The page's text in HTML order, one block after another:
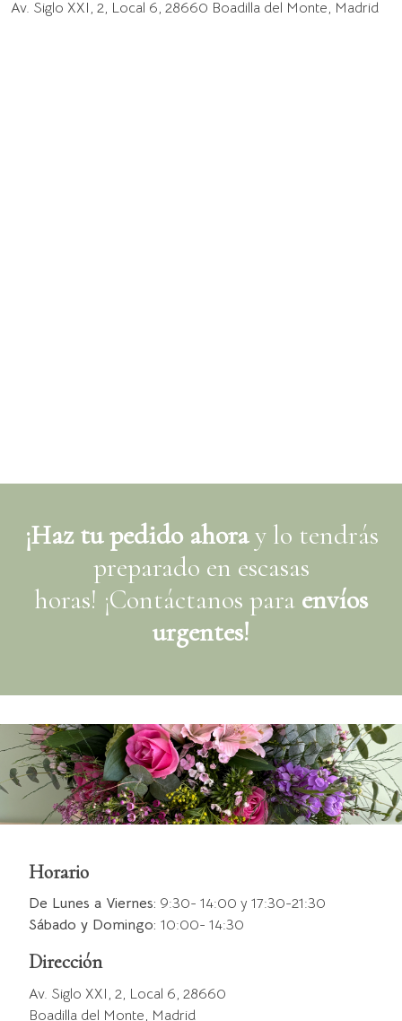
Av. Siglo XXI, 2, Local 6, 28660 Boadilla del Monte, Madrid
¡Haz tu pedido ahoray lo tendrás
preparado en escasas
horas! ¡Contáctanos para envíos
urgentes!
Horario
De Lunes a Viernes: 9:30- 14:00 y 17:30-21:30
Sábado y Domingo: 10:00- 14:30
Dirección
Av. Siglo XXI, 2, Local 6, 28660
Boadilla del Monte, Madrid